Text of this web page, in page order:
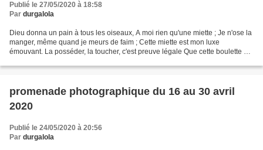
Publié le 27/05/2020 à 18:58
Par durgalola
Dieu donna un pain à tous les oiseaux, A moi rien qu'une miette ; Je n'ose la
manger, même quand je meurs de faim ; Cette miette est mon luxe
émouvant. La posséder, la toucher, c'est preuve légale Que cette boulette est
promenade photographique du 16 au 30 avril
2020
Publié le 24/05/2020 à 20:56
Par durgalola